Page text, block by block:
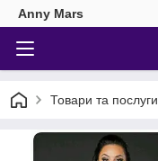
Anny Mars
Товари та послуги